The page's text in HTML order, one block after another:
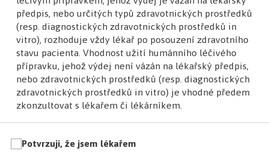
Ohlédnutí za 21. kongresem dermatovenerologů v
Olomouci: Podívejte se na videokomentář
předpis, nebo určitých typů zdravotnických prostředků
(resp. diagnostických zdravotnických prostředků in
vitro), rozhoduje vždy lékař po posouzení zdravotního
stavu pacienta. Vhodnost užití humánního léčivého
přípravku, jehož výdej není vázán na lékařský předpis,
nebo zdravotnických prostředků (resp. diagnostických
zdravotnických prostředků in vitro) je vhodné předem
zkonzultovat s lékařem či lékárníkem.
Potvrzuji, že jsem lékařem